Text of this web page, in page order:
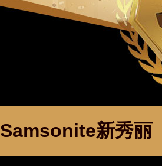
Samsonite新秀丽